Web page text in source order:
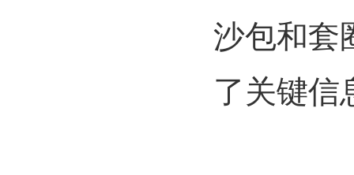
沙包和套
了关键信